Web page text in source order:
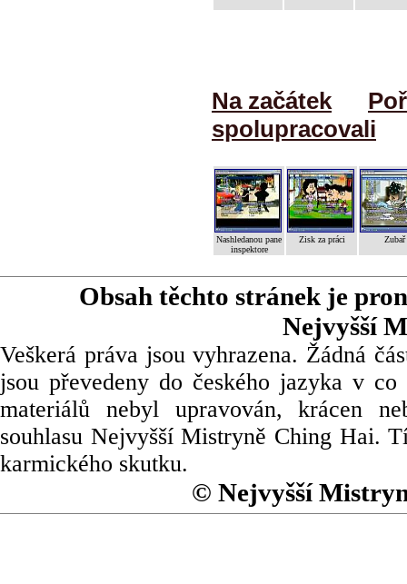
Na začátek
spolupracovali
Nashledanou pane
inspektore
Zisk za práci Zubař
Obsah těchto stránek je
Nejvyšší
Veškerá práva jsou vyhrazena. Žádná
jsou převedeny do českého jazyka v
materiálů nebyl upravován, krácen
souhlasu Nejvyšší Mistryně Ching Hai.
karmického skutku.
© Nejvyšší